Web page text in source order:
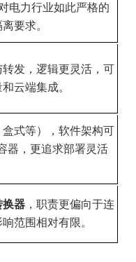
电力行业如此严格的
要求。
发，逻辑更灵活，可
云端集成。
式等），软件架构可
器，更追求部署灵活
换器 ，职责更偏向于连
范围相对有限。